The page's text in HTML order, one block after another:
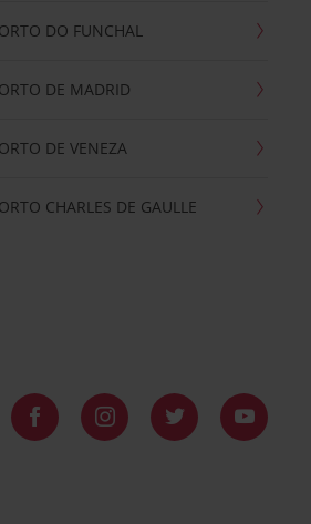
DO FUNCHAL
DE MADRID
DE VENEZA
CHARLES DE GAULLE